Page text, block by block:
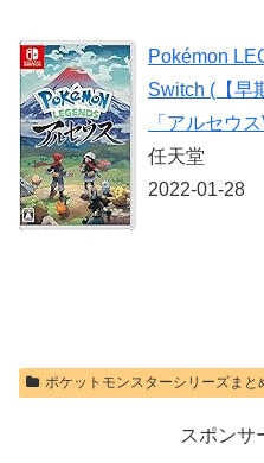
封入
価格：¥7,286
ク(CFI-
価格
Pokémon
Switch (【早
「アルセウ
任天堂
2022-01-28
ポケットモンスターシリーズまと
スポンサ